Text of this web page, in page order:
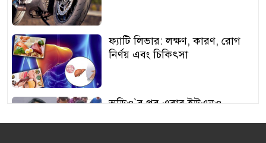
ফ্যাটি লিভার: লক্ষণ, কারণ, রোগ
নির্ণয় এবং চিকিৎসা
অডিও‍‍`র পর এবার ইউএনও